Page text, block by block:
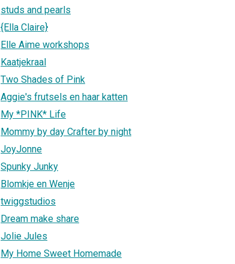
studs and pearls
{Ella Claire}
Elle Aime workshops
Kaatjekraal
Two Shades of Pink
Aggie's frutsels en haar katten
My *PINK* Life
Mommy by day Crafter by night
JoyJonne
Spunky Junky
Blomkje en Wenje
twiggstudios
Dream make share
Jolie Jules
My Home Sweet Homemade